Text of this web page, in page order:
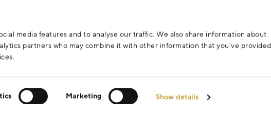
media features and to analyse our traffic. We also share information about
partners who may combine it with other information that you’ve provided
Marketing Show details